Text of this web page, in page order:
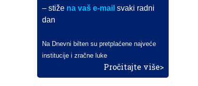
– stiže na vaš e-mail svaki radni
dan
Na Dnevni bilten su pretplaćene najveće
institucije i zračne luke
Pročitajte više>